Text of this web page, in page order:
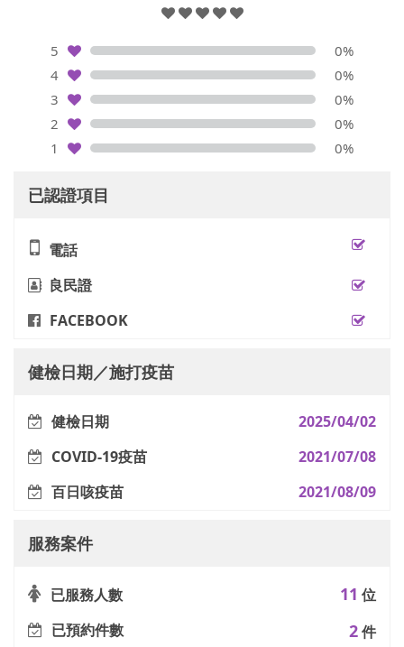
5
0%
4
0%
3
0%
2
0%
1
0%
已認證項目
電話
良民證
FACEBOOK
健檢日期／施打疫苗
健檢日期
2025/04/02
COVID-19疫苗
2021/07/08
百日咳疫苗
2021/08/09
服務案件
已服務人數 11 位
已預約件數
2件